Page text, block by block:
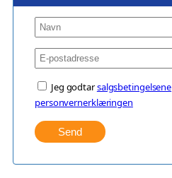
Jeg godtarsalgsbetingelsene
personvernerklæringen
Send